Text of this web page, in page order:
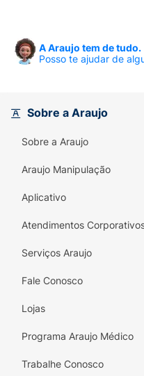
A Araujo tem de tudo.
Posso te ajudar de
Sobre a Araujo
Sobre a Araujo
Araujo Manipulação
Aplicativo
Atendimentos
Serviços Araujo
Fale Conosco
Lojas
Programa Araujo Médico
Trabalhe Conosco